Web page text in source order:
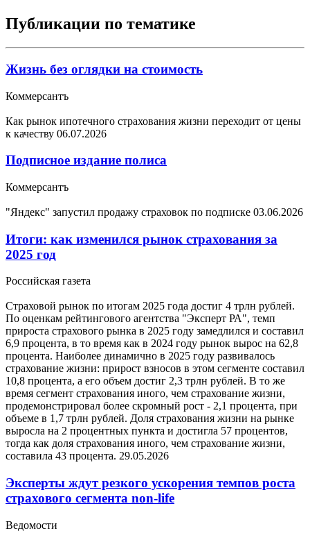
Публикации по тематике
Жизнь без оглядки на стоимость
Коммерсантъ
Как рынок ипотечного страхования жизни переходит от цены
к качеству 06.07.2026
Подписное издание полиса
Коммерсантъ
"Яндекс" запустил продажу страховок по подписке 03.06.2026
Итоги: как изменился рынок страхования за
2025 год
Российская газета
Страховой рынок по итогам 2025 года достиг 4 трлн рублей.
По оценкам рейтингового агентства "Эксперт РА", темп
прироста страхового рынка в 2025 году замедлился и составил
6,9 процента, в то время как в 2024 году рынок вырос на 62,8
процента. Наиболее динамично в 2025 году развивалось
страхование жизни: прирост взносов в этом сегменте составил
10,8 процента, а его объем достиг 2,3 трлн рублей. В то же
время сегмент страхования иного, чем страхование жизни,
продемонстрировал более скромный рост - 2,1 процента, при
объеме в 1,7 трлн рублей. Доля страхования жизни на рынке
выросла на 2 процентных пункта и достигла 57 процентов,
тогда как доля страхования иного, чем страхование жизни,
составила 43 процента. 29.05.2026
Эксперты ждут резкого ускорения темпов роста
страхового сегмента non-life
Ведомости